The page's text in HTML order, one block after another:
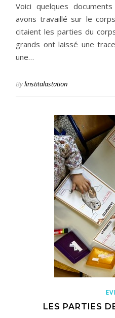
Voici quelques
avons travaillé sur le
citaient les parties du
grands ont laissé une
une…
Bylinstitalastation
LES PARTIES